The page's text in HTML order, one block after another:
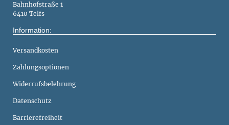
Bahnhofstraße 1
6410 Telfs
Information:
Versandkosten
Zahlungsoptionen
Widerrufsbelehrung
Datenschutz
Barrierefreiheit